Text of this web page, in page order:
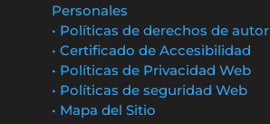
Personales
• Políticas de derechos de autor
• Certificado de Accesibilidad
• Políticas de Privacidad Web
• Políticas de seguridad Web
• Mapa del Sitio